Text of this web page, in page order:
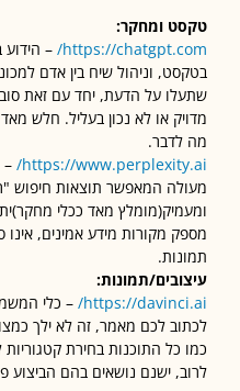
ומחקר:
https:// – הידוע ביותר
וניהול שיח בין אדם למכונה
על הדעת, יחד עם זאת סובל מדי
או לא נכון בעליל. חלש מאד בכל
https:// – חדש
המאפשר תוצאות חיפוש "רגילות"
מאד ככלי מחקר)יתרון
מקורות מידע אמינים, אינו סובל
תמונות:
https:// – כלי המשמש
לכם מאמר, זה לא ילך כמצופה.
התוכנות בחירת קטגוריות לנושאי
ישנם נושאים בהם הביצוע פחות